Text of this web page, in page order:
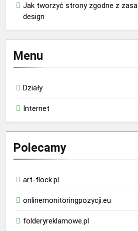
Jak tworzyć strony zgodne z
design
Menu
Działy
Internet
Polecamy
art-flock.pl
onlinemonitoringpozycji.eu
folderyreklamowe.pl